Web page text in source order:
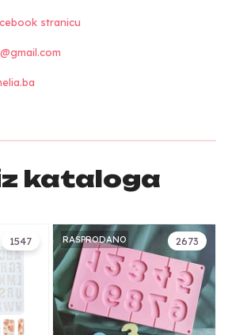
stranicu
iz kataloga
1547 2673
RASPRODANO